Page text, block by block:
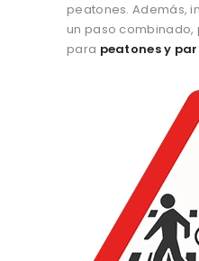
peatones. Además,
un paso combinado,
para peatones y